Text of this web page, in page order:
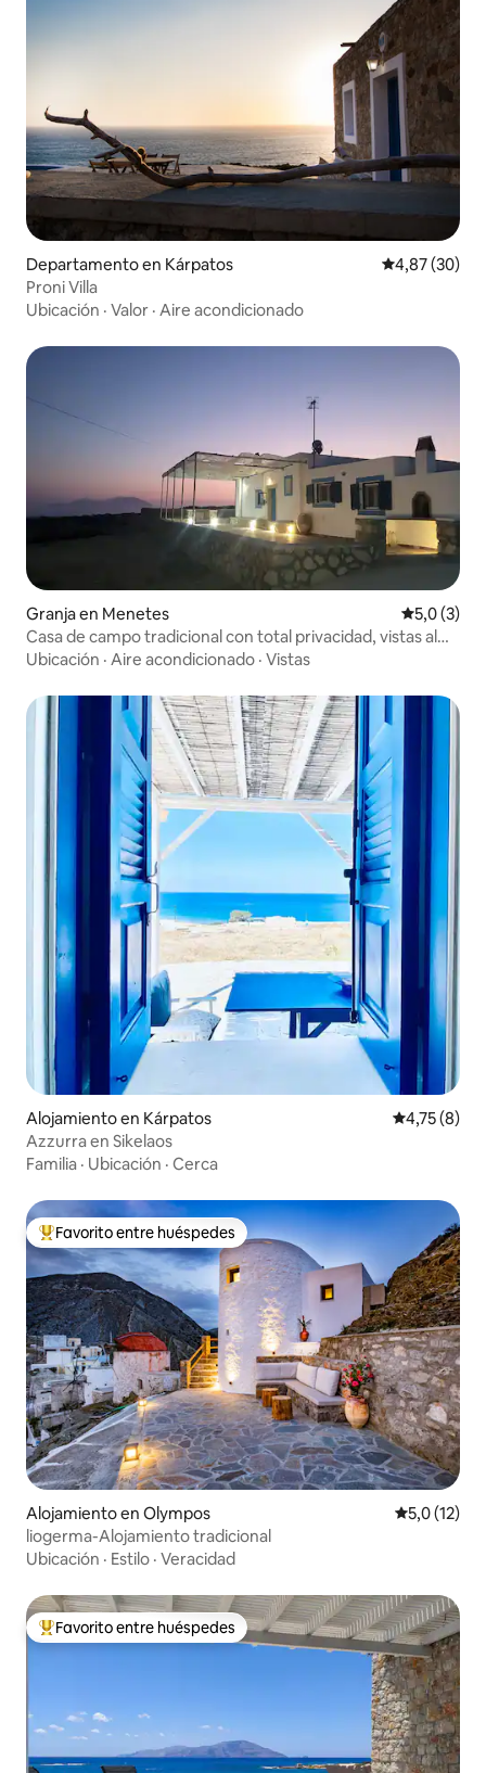
Departamento en Kárpatos Calificación
4,87 (30)
Proni Villa
Ubicación · Valor · Aire acondicionado
Granja en Menetes
5,0 (3)
Casa de campo tradicional con total privacidad, vistas al
mar y al atardecer
Ubicación · Aire acondicionado · Vistas
Alojamiento en Kárpatos Calificación
4,75 (8)
Azzurra en Sikelaos
Familia · Ubicación · Cerca
Favorito entre los huéspedes más destacados
Favorito entre huéspedes
Alojamiento en Olympos Calificación
5,0 (12)
liogerma-Alojamiento tradicional
Ubicación · Estilo · Veracidad
Favorito entre los huéspedes más destacados
Favorito entre huéspedes